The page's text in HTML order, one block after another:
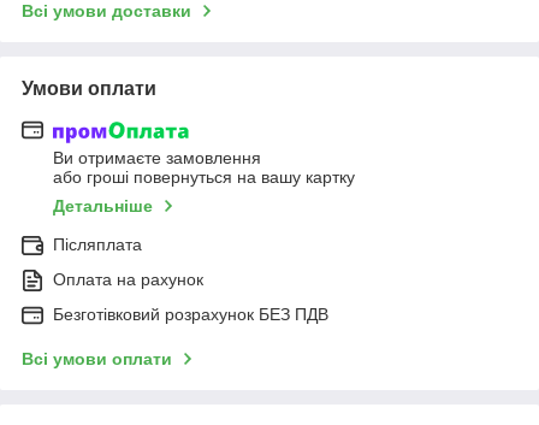
Всі умови доставки
Умови оплати
Ви отримаєте замовлення
або гроші повернуться на вашу картку
Детальніше
Післяплата
Оплата на рахунок
Безготівковий розрахунок БЕЗ ПДВ
Всі умови оплати